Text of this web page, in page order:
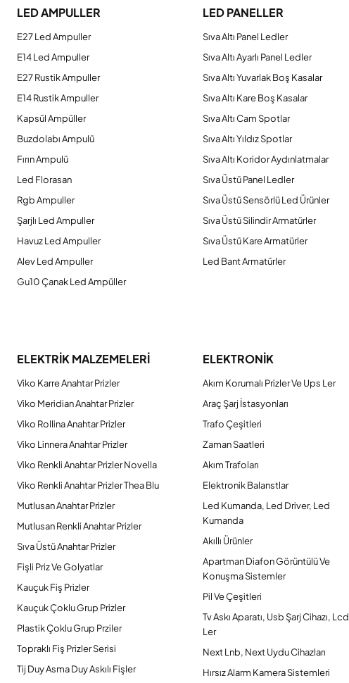
Ürün resmi kalitesiz, bozuk veya görüntülenemiyor.
Ürün açıklamasında eksik bilgiler bulunuyor.
Ürün bilgilerinde hatalar bulunuyor.
Ürün fiyatı diğer sitelerden daha pahalı.
Bu ürüne benzer farklı alternatifler olmalı.
LED AMPULLER
E27 Led Ampuller
E14 Led Ampuller
E27 Rustik Ampuller
E14 Rustik Ampuller
Kapsül Ampüller
Buzdolabı Ampulü
Fırın Ampulü
Led Florasan
Rgb Ampuller
Şarjlı Led Ampuller
Havuz Led Ampuller
Alev Led Ampuller
Gu10 Çanak Led Ampüller
LED PANELLER
Sıva Altı Panel Ledler
Sıva Altı Ayarlı Panel Ledler
Sıva Altı Yuvarlak Boş Kasalar
Sıva Altı Kare Boş Kasalar
Sıva Altı Cam Spotlar
Sıva Altı Yıldız Spotlar
Sıva Altı Koridor Aydınlatmalar
Sıva Üstü Panel Ledler
Sıva Üstü Sensörlü Led Ürünler
Sıva Üstü Silindir Armatürler
Sıva Üstü Kare Armatürler
Led Bant Armatürler
ELEKTRİK MALZEMELERİ
Viko Karre Anahtar Prizler
Viko Meridian Anahtar Prizler
Viko Rollina Anahtar Prizler
Viko Linnera Anahtar Prizler
Viko Renkli Anahtar Prizler Novella
Viko Renkli Anahtar Prizler Thea Blu
Mutlusan Anahtar Prizler
Mutlusan Renkli Anahtar Prizler
Sıva Üstü Anahtar Prizler
Fişli Priz Ve Golyatlar
Kauçuk Fiş Prizler
Kauçuk Çoklu Grup Prizler
Plastik Çoklu Grup Prziler
Topraklı Fiş Prizler Serisi
Tij Duy Asma Duy Askılı Fişler
ELEKTRONİK
Akım Korumalı Prizler Ve Ups Ler
Araç Şarj İstasyonları
Trafo Çeşitleri
Zaman Saatleri
Akım Trafoları
Elektronik Balanstlar
Led Kumanda, Led Driver, Led
Kumanda
Akıllı Ürünler
Apartman Diafon Görüntülü Ve
Konuşma Sistemler
Pil Ve Çeşitleri
Tv Askı Aparatı, Usb Şarj Cihazı,
Ler
Next Lnb, Next Uydu Cihazları
Hırsız Alarm Kamera Sistemleri